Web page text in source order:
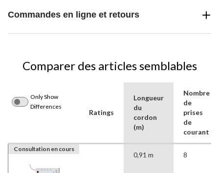
Commandes en ligne et retours
Comparer des articles semblables
Only Show
Differences
Ratings
Longueur
du
cordon
(m)
Nombre
de
prises
de
courant
Consultation en cours
0,91 m 8